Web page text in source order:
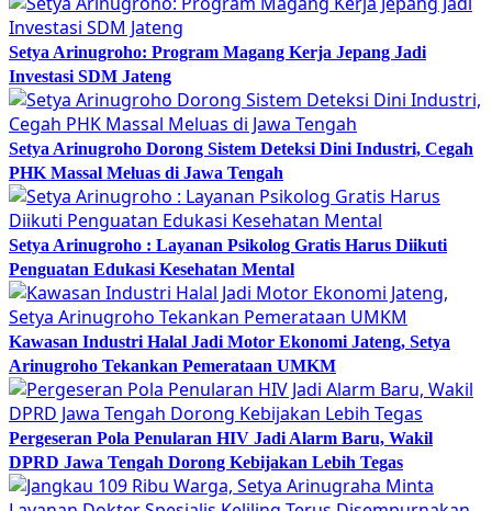
Setya Arinugroho: Program Magang Kerja Jepang Jadi
Investasi SDM Jateng
Setya Arinugroho Dorong Sistem Deteksi Dini Industri, Cegah
PHK Massal Meluas di Jawa Tengah
Setya Arinugroho : Layanan Psikolog Gratis Harus Diikuti
Penguatan Edukasi Kesehatan Mental
Kawasan Industri Halal Jadi Motor Ekonomi Jateng, Setya
Arinugroho Tekankan Pemerataan UMKM
Pergeseran Pola Penularan HIV Jadi Alarm Baru, Wakil
DPRD Jawa Tengah Dorong Kebijakan Lebih Tegas